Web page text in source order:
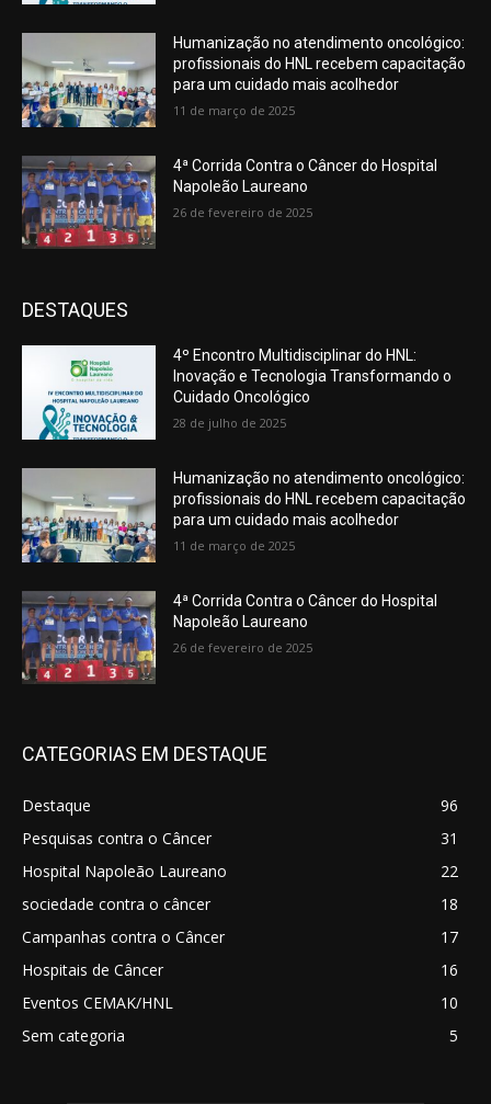
Humanização no atendimento oncológico:
profissionais do HNL recebem capacitação
para um cuidado mais acolhedor
11 de março de 2025
4ª Corrida Contra o Câncer do Hospital
Napoleão Laureano
26 de fevereiro de 2025
DESTAQUES
4º Encontro Multidisciplinar do HNL:
Inovação e Tecnologia Transformando o
Cuidado Oncológico
28 de julho de 2025
Humanização no atendimento oncológico:
profissionais do HNL recebem capacitação
para um cuidado mais acolhedor
11 de março de 2025
4ª Corrida Contra o Câncer do Hospital
Napoleão Laureano
26 de fevereiro de 2025
CATEGORIAS EM DESTAQUE
Destaque
96
Pesquisas contra o Câncer
31
Hospital Napoleão Laureano
22
sociedade contra o câncer
18
Campanhas contra o Câncer
17
Hospitais de Câncer
16
Eventos CEMAK/HNL
10
Sem categoria
5